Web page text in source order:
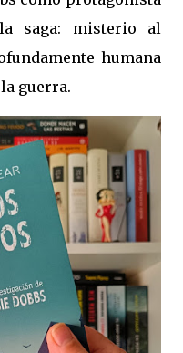
saga: misterio al
humana
guerra.